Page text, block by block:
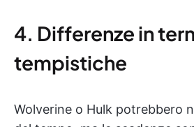
4. Differenze in
tempistiche
Wolverine o Hulk potrebbero